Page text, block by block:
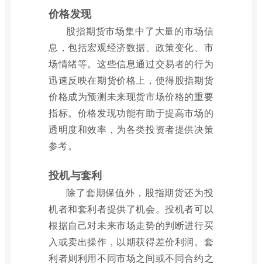
价格发现
股指期货市场集中了大量的市场信
息，包括宏观经济数据、政策变化、市
场情绪等。这些信息通过交易者的行为
迅速反映在期货价格上，使得股指期货
价格成为预测未来现货市场价格的重要
指标。价格发现功能有助于提高市场的
透明度和效率，为各类投资者提供决策
参考。
投机与套利
除了套期保值外，股指期货还为投
机者和套利者提供了机会。投机者可以
根据自己对未来市场走势的判断进行买
入或卖出操作，以期获得差价利润。套
利者则利用不同市场之间或不同合约之